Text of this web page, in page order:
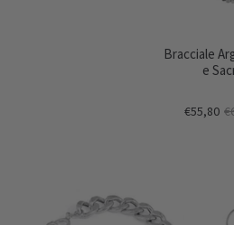
Bracciale
e
€55,80